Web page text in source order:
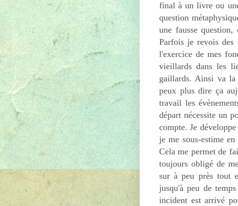
final à un livre ou
question
une fausse
Parfois je revois des
l'exercice de mes
vieillards dans les
gaillards. Ainsi va la
peux plus dire ça
travail les
départ nécessite un
compte. Je
je me sous-estime
Cela me permet de
toujours obligé de
sur à peu près tout
jusqu'à peu de
incident est arrivé